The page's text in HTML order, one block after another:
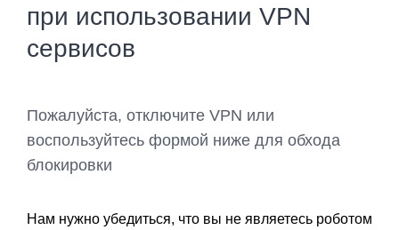
при использовании VPN
сервисов
Пожалуйста, отключите VPN или
воспользуйтесь формой ниже для обхода
блокировки
Нам нужно убедиться, что вы не являетесь роботом